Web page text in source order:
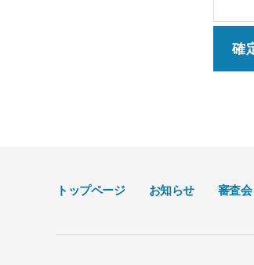
トップページ お知らせ 審査会